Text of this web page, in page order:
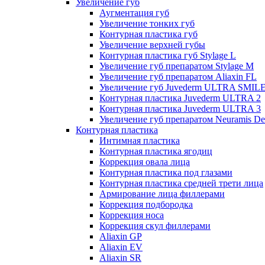
Увеличение губ
Аугментация губ
Увеличение тонких губ
Контурная пластика губ
Увеличение верхней губы
Контурная пластика губ Stylage L
Увеличение губ препаратом Stylage M
Увеличение губ препаратом Aliaxin FL
Увеличение губ Juvederm ULTRA
Контурная пластика Juvederm ULTRA 2
Контурная пластика Juvederm ULTRA 3
Увеличение губ препаратом Neuramis
Контурная пластика
Интимная пластика
Контурная пластика ягодиц
Коррекция овала лица
Контурная пластика под глазами
Контурная пластика средней трети лица
Армирование лица филлерами
Коррекция подбородка
Коррекция носа
Коррекция скул филлерами
Aliaxin GP
Aliaxin EV
Aliaxin SR